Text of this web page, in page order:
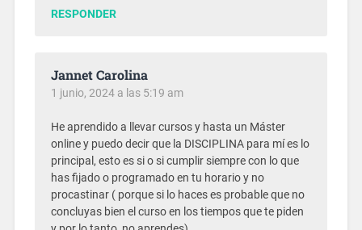
RESPONDER
Jannet Carolina
1 junio, 2024 a las 5:19 am
He aprendido a llevar cursos y hasta un Máster
online y puedo decir que la DISCIPLINA para mí es lo
principal, esto es si o si cumplir siempre con lo que
has fijado o programado en tu horario y no
procastinar ( porque si lo haces es probable que no
concluyas bien el curso en los tiempos que te piden